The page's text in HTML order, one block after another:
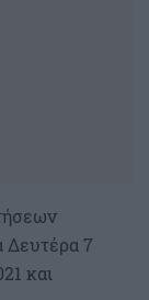
Δευτέρα 7
και